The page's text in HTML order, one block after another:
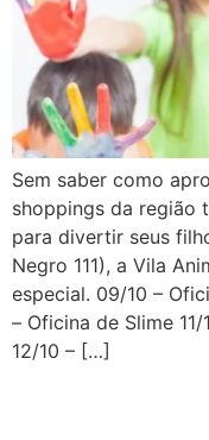
Sem saber como
shoppings da região
para divertir seus
Negro 111), a Vila
especial. 09/10 –
– Oficina de Slime
12/10 – […]